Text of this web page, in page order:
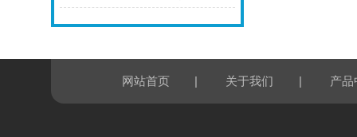
网站首页 | 关于我们 | 产品